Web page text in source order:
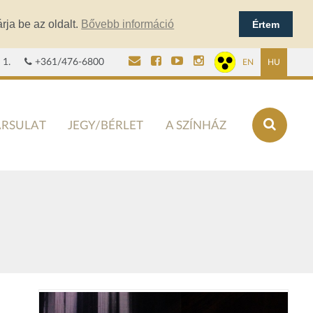
be az oldalt. Bővebb információ Értem
1. +361/476-6800 EN HU
JEGY/BÉRLET A SZÍNHÁZ